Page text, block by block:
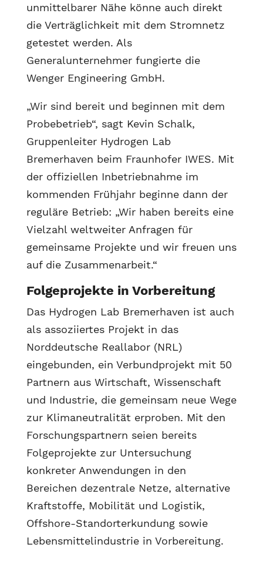
unmittelbarer Nähe könne auch direkt
die Verträglichkeit mit dem Stromnetz
getestet werden. Als
Generalunternehmer fungierte die
Wenger Engineering GmbH.
„Wir sind bereit und beginnen mit dem
Probebetrieb“, sagt Kevin Schalk,
Gruppenleiter Hydrogen Lab
Bremerhaven beim Fraunhofer IWES. Mit
der offiziellen Inbetriebnahme im
kommenden Frühjahr beginne dann der
reguläre Betrieb: „Wir haben bereits eine
Vielzahl weltweiter Anfragen für
gemeinsame Projekte und wir freuen uns
auf die Zusammenarbeit.“
Folgeprojekte in Vorbereitung
Das Hydrogen Lab Bremerhaven ist auch
als assoziiertes Projekt in das
Norddeutsche Reallabor (NRL)
eingebunden, ein Verbundprojekt mit 50
Partnern aus Wirtschaft, Wissenschaft
und Industrie, die gemeinsam neue Wege
zur Klimaneutralität erproben. Mit den
Forschungspartnern seien bereits
Folgeprojekte zur Untersuchung
konkreter Anwendungen in den
Bereichen dezentrale Netze, alternative
Kraftstoffe, Mobilität und Logistik,
Offshore-Standorterkundung sowie
Lebensmittelindustrie in Vorbereitung.